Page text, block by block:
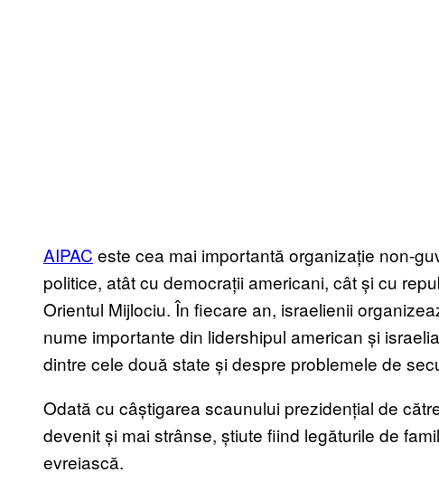
AIPAC este cea mai importantă organizație non-
politice, atât cu democrații americani, cât și cu
Orientul Mijlociu. În fiecare an, israelienii
nume importante din lidershipul american și
dintre cele două state și despre problemele de
Odată cu câștigarea scaunului prezidențial de
devenit și mai strânse, știute fiind legăturile de
evreiască.